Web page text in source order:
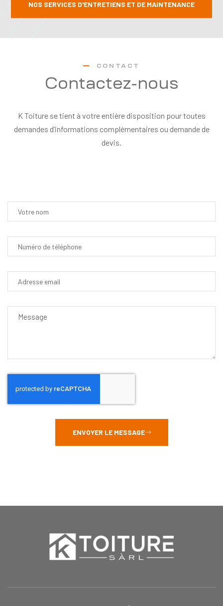
NOS SERVICES D'ENTRETIENS ET DE MAINTENANCE
CONTACT
Contactez-nous
K Toiture se tient à votre entière disposition pour toutes
demandes d’informations complémentaires ou demande de
devis.
ENVOYER LE MESSAGE